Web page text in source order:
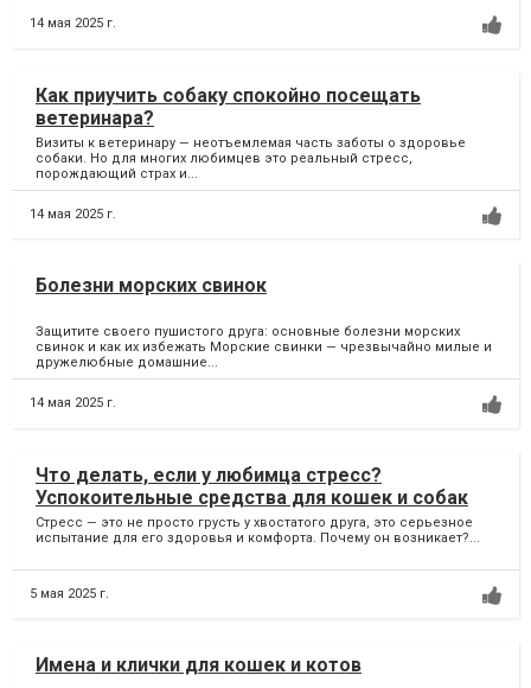
14 мая 2025 г.
Как приучить собаку спокойно посещать
ветеринара?
Визиты к ветеринару — неотъемлемая часть заботы о здоровье
собаки. Но для многих любимцев это реальный стресс,
порождающий страх и...
14 мая 2025 г.
Болезни морских свинок
Защитите своего пушистого друга: основные болезни морских
свинок и как их избежать Морские свинки — чрезвычайно милые и
дружелюбные домашние...
14 мая 2025 г.
Что делать, если у любимца стресс?
Успокоительные средства для кошек и собак
Стресс — это не просто грусть у хвостатого друга, это серьезное
испытание для его здоровья и комфорта. Почему он возникает?...
5 мая 2025 г.
Имена и клички для кошек и котов